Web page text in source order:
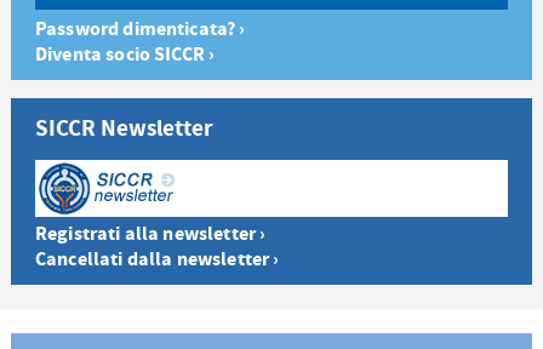
Password dimenticata? ›
Diventa socio SICCR ›
SICCR Newsletter
Registrati alla newsletter ›
Cancellati dalla newsletter ›